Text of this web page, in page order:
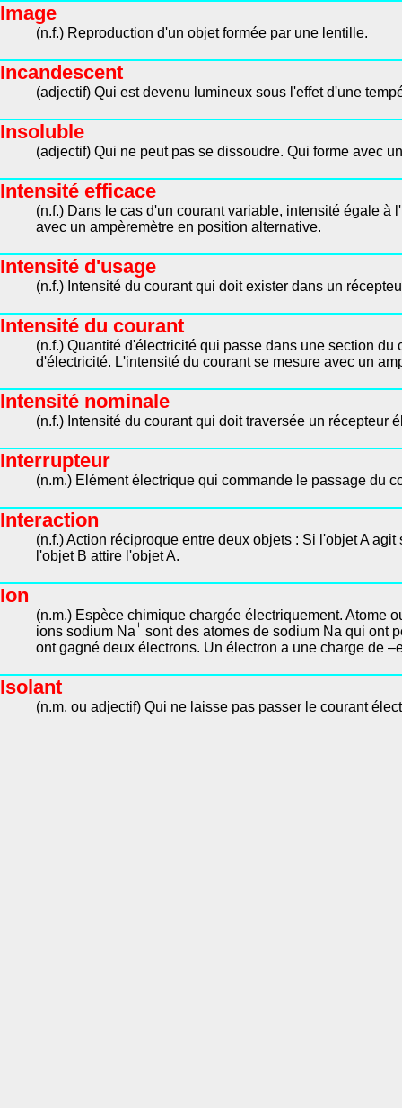
Image
(n.f.) Reproduction d'un objet formée par une lentille.
Incandescent
(adjectif) Qui est devenu lumineux sous l'effet d'une
Insoluble
(adjectif) Qui ne peut pas se dissoudre. Qui forme avec
Intensité efficace
(n.f.) Dans le cas d'un courant variable, intensité égale
avec un ampèremètre en position alternative.
Intensité d'usage
(n.f.) Intensité du courant qui doit exister dans un
Intensité du courant
(n.f.) Quantité d'électricité qui passe dans une section
d'électricité. L'intensité du courant se mesure avec un
Intensité nominale
(n.f.) Intensité du courant qui doit traversée un récepteur
Interrupteur
(n.m.) Elément électrique qui commande le passage du
Interaction
(n.f.) Action réciproque entre deux objets : Si l'objet A
l'objet B attire l'objet A.
Ion
(n.m.) Espèce chimique chargée électriquement. Atome
ions sodium Na+ sont des atomes de sodium Na qui ont
ont gagné deux électrons. Un électron a une charge de
Isolant
(n.m. ou adjectif) Qui ne laisse pas passer le courant